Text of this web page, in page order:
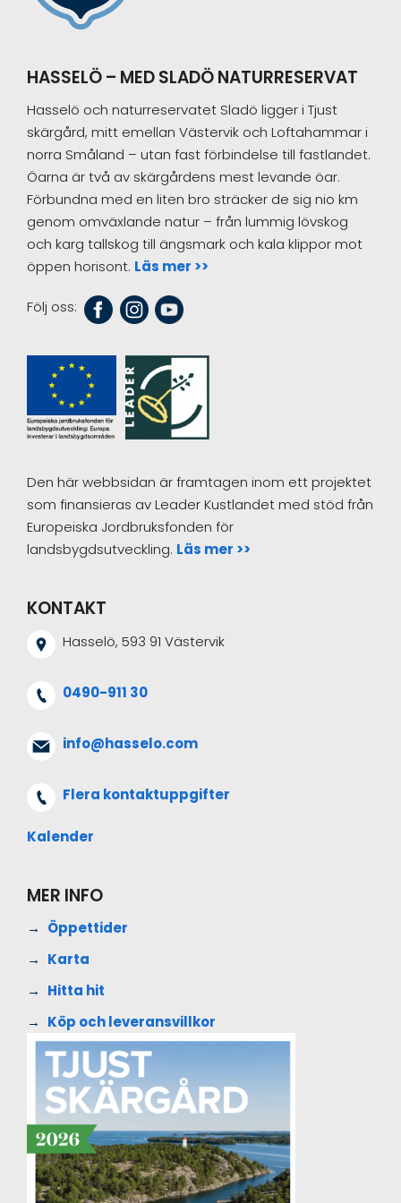
HASSELÖ – MED SLADÖ NATURRESERVAT
Hasselö och naturreservatet Sladö ligger i Tjust
skärgård, mitt emellan Västervik och Loftahammar i
norra Småland – utan fast förbindelse till fastlandet.
Öarna är två av skärgårdens mest levande öar.
Förbundna med en liten bro sträcker de sig nio km
genom omväxlande natur – från lummig lövskog
och karg tallskog till ängsmark och kala klippor mot
öppen horisont. Läs mer >>
Följ oss:
Den här webbsidan är framtagen inom ett projektet
som finansieras av Leader Kustlandet med stöd från
Europeiska Jordbruksfonden för
landsbygdsutveckling. Läs mer >>
KONTAKT
Hasselö, 593 91 Västervik
0490-911 30
info@hasselo.com
Flera kontaktuppgifter
Kalender
MER INFO
Öppettider
Karta
Hitta hit
Köp och leveransvillkor